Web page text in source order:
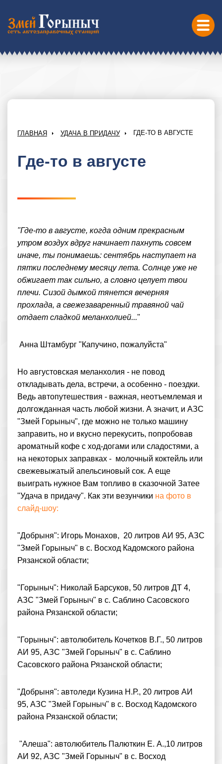
ГЛАВНАЯ УДАЧА В ПРИДАЧУ ГДЕ-ТО В АВГУСТЕ
Где-то в августе
"Где-то в августе, когда одним прекрасным
утром воздух вдруг начинает пахнуть совсем
иначе, ты понимаешь: сентябрь наступает на
пятки последнему месяцу лета. Солнце уже не
обжигает так сильно, а словно целует твои
плечи. Сизой дымкой тянется вечерняя
прохлада, а свежезаваренный травяной чай
отдает сладкой меланхолией..."
Анна Штамбург "Капучино, пожалуйста"
Но августовская меланхолия - не повод
откладывать дела, встречи, а особенно - поездки.
Ведь автопутешествия - важная, неотъемлемая и
долгожданная часть любой жизни. А значит, и АЗС
"Змей Горыныч", где можно не только машину
заправить, но и вкусно перекусить, попробовав
ароматный кофе с ход-догами или сладостями, а
на некоторых заправках - молочный коктейль или
свежевыжатый апельсиновый сок. А еще
выиграть нужное Вам топливо в сказочной Затее
"Удача в придачу". Как эти везунчики на фото в
слайд-шоу:
"Добрыня": Игорь Монахов, 20 литров АИ 95, АЗС
"Змей Горыныч" в с. Восход Кадомского района
Рязанской области;
"Горыныч": Николай Барсуков, 50 литров ДТ 4,
АЗС "Змей Горыныч" в с. Саблино Сасовского
района Рязанской области;
"Горыныч": автолюбитель Кочетков В.Г., 50 литров
АИ 95, АЗС "Змей Горыныч" в с. Саблино
Сасовского района Рязанской области;
"Добрыня": автоледи Кузина Н.Р., 20 литров АИ
95, АЗС "Змей Горыныч" в с. Восход Кадомского
района Рязанской области;
"Алеша": автолюбитель Палюткин Е. А.,10 литров
АИ 92, АЗС "Змей Горыныч" в с. Восход